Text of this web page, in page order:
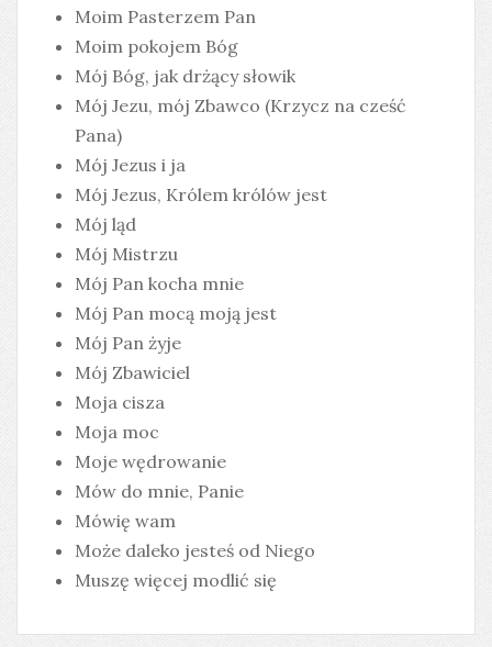
Moim Pasterzem Pan
Moim pokojem Bóg
Mój Bóg, jak drżący słowik
Mój Jezu, mój Zbawco (Krzycz na cześć
Pana)
Mój Jezus i ja
Mój Jezus, Królem królów jest
Mój ląd
Mój Mistrzu
Mój Pan kocha mnie
Mój Pan mocą moją jest
Mój Pan żyje
Mój Zbawiciel
Moja cisza
Moja moc
Moje wędrowanie
Mów do mnie, Panie
Mówię wam
Może daleko jesteś od Niego
Muszę więcej modlić się